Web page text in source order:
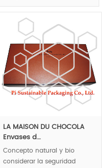
embalaje
trabajadores.Mientras tanto,
se Mostrar lujo gastronómico
pero puede ser paquete
plano. Las cajas de comida
se convertirá en mantel
después de doblar.
MOQ:1000pcs.
LA MAISON DU CHOCOLA
Envases d…
Concepto natural y bio
considerar la seguridad